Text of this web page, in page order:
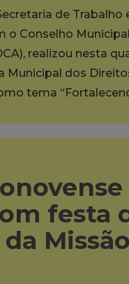
de Trabalho
o Conselho
realizou nesta
Municipal dos
tema
festa
Missão